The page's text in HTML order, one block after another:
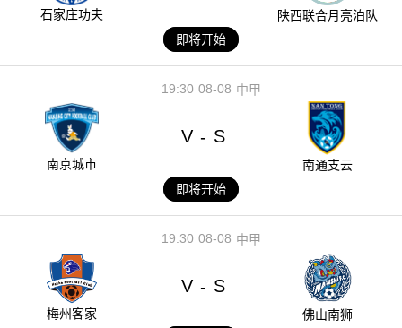
石家庄功夫
陕西联合月亮泊队
即将开始
08-08
19:30 中甲
南京城市
V - S
南通支云
即将开始
08-08
19:30 中甲
梅州客家
V - S
佛山南狮